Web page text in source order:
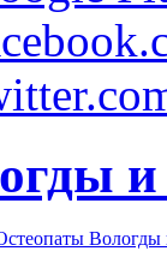
и
Вологды